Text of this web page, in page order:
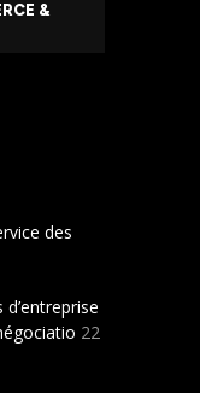
&
des
22